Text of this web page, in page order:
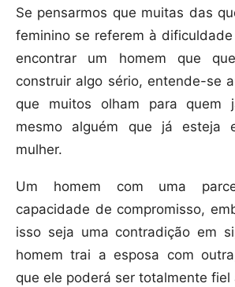
Se pensarmos que muitas das
feminino se referem à
encontrar um homem que
construir algo sério, entende-se
que muitos olham para quem
mesmo alguém que já esteja
mulher.
Um homem com uma
capacidade de compromisso,
isso seja uma contradição em
homem trai a esposa com
que ele poderá ser totalmente fiel